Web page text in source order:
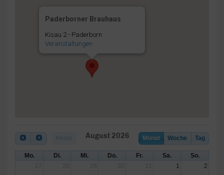
Paderborner Brauhaus
Kisau 2 - Paderborn
Veranstaltungen
Monat Woche Tag
August 2026
Mo. Di. Mi. Do. Fr. Sa.
So.
1 2